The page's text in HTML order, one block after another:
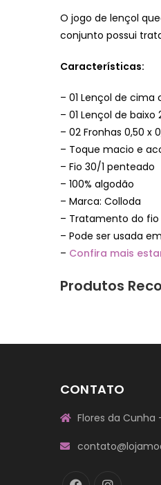
O jogo de lençol
conjunto possui
Características:
– 01 Lençol de cima
– 01 Lençol de
– 02 Fronhas 0,50 x
– Toque macio e
– Fio 30/1 penteado
– 100% algodão
– Marca: Colloda
– Tratamento do
– Pode ser usada
– Confira mais
Produtos
CONTATO
Flores da Cunha